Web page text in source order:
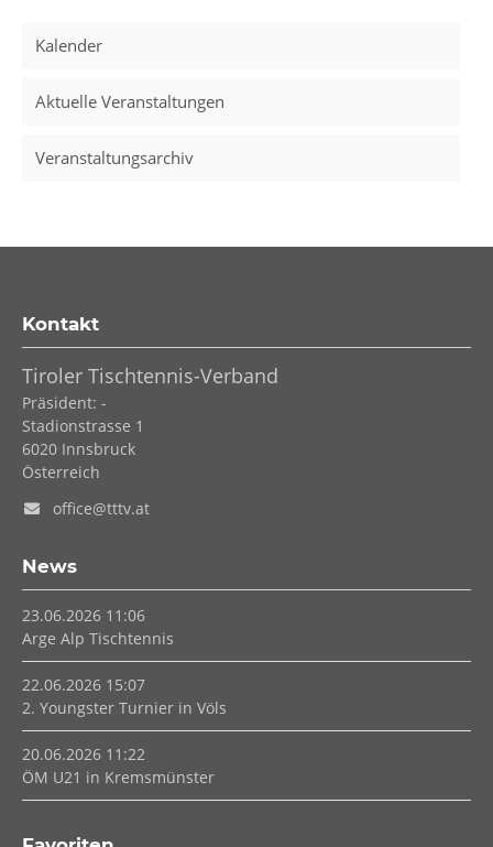
Kalender
Aktuelle Veranstaltungen
Veranstaltungsarchiv
Kontakt
Tiroler Tischtennis-Verband
Präsident: -
Stadionstrasse 1
6020 Innsbruck
Österreich
office@tttv.at
News
23.06.2026 11:06
Arge Alp Tischtennis
22.06.2026 15:07
2. Youngster Turnier in Völs
20.06.2026 11:22
ÖM U21 in Kremsmünster